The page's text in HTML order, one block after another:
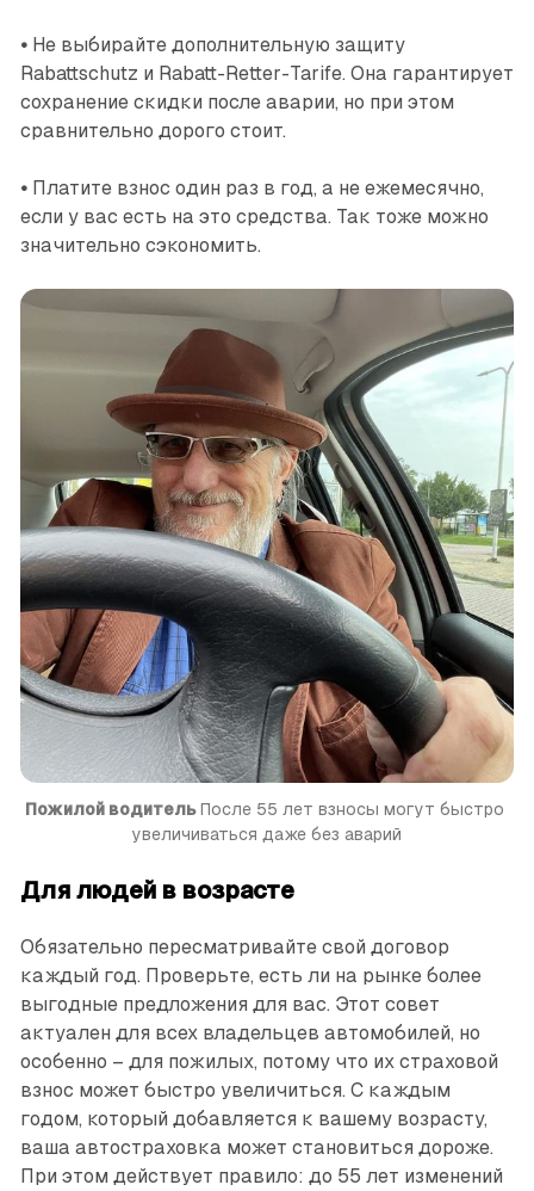
•Не выбирайте дополнительную защиту
Rabattschutz и Rabatt-Retter-Tarife. Она гарантирует
сохранение скидки после аварии, но при этом
сравнительно дорого стоит.
•Платите взнос один раз в год, а не ежемесячно,
если у вас есть на это средства. Так тоже можно
значительно сэкономить.
Пожилой водитель После 55 лет взносы могут быстро
увеличиваться даже без аварий
Для людей в возрасте
Обязательно пересматривайте свой договор
каждый год. Проверьте, есть ли на рынке более
выгодные предложения для вас. Этот совет
актуален для всех владельцев автомобилей, но
особенно – для пожилых, потому что их страховой
взнос может быстро увеличиться. С каждым
годом, который добавляется к вашему возрасту,
ваша автостраховка может становиться дороже.
При этом действует правило: до 55 лет изменений